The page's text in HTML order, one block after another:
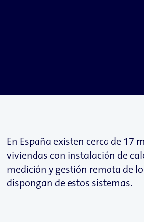
En España existen cerca de 17
viviendas con instalación de
medición y gestión remota de
dispongan de estos sistemas.